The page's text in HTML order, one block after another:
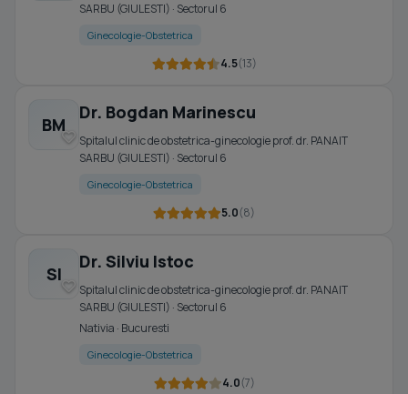
SARBU (GIULESTI) · Sectorul 6
Ginecologie-Obstetrica
4.5(13)
BM
Dr. Bogdan Marinescu
Spitalul clinic de obstetrica-ginecologie prof. dr. PANAIT
SARBU (GIULESTI) · Sectorul 6
Ginecologie-Obstetrica
5.0(8)
SI
Dr. Silviu Istoc
Spitalul clinic de obstetrica-ginecologie prof. dr. PANAIT
SARBU (GIULESTI) · Sectorul 6
Nativia · Bucuresti
Ginecologie-Obstetrica
4.0(7)